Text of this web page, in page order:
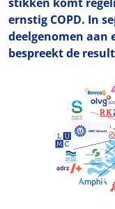
ernstig COPD. In
deelgenomen aan
bespreekt de